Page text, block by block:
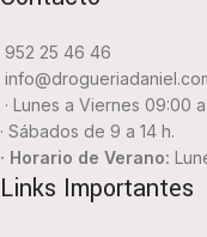
952 25 46 46
· Lunes a Viernes 09:00
· Sábados de 9 a 14 h.
· Horario de Verano:
Links Importantes